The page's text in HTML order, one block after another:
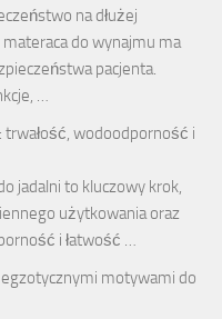
na dłużej
do wynajmu ma
pacjenta.
…
trwałość, wodoodporność i
jadalni to kluczowy krok,
użytkowania oraz
i łatwość …
motywami do